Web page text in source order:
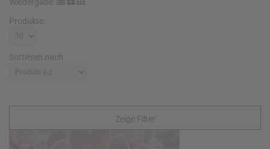
Produkte:
Sortieren nach:
Zeige Filter